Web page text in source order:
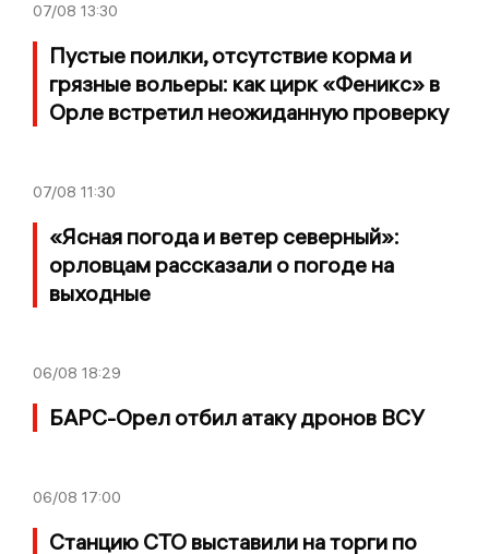
07/08 13:30
Пустые поилки, отсутствие корма и
грязные вольеры: как цирк «Феникс» в
Орле встретил неожиданную проверку
07/08 11:30
«Ясная погода и ветер северный»:
орловцам рассказали о погоде на
выходные
06/08 18:29
БАРС-Орел отбил атаку дронов ВСУ
06/08 17:00
Станцию СТО выставили на торги по